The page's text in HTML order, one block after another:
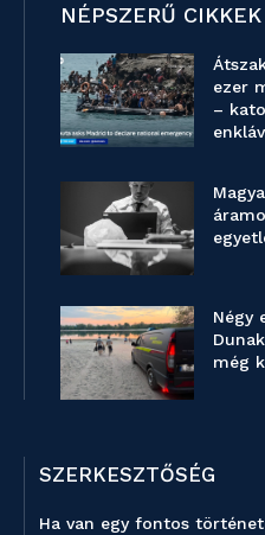
NÉPSZERŰ CIKKEK
ezer
–
Négy
még
SZERKESZTŐSÉG
Ha van egy fontos